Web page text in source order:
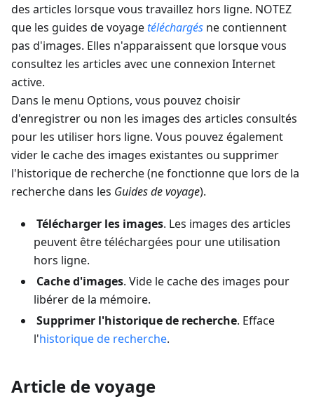
des articles lorsque vous travaillez hors ligne. NOTEZ
que les guides de voyagetéléchargés ne contiennent
pas d'images. Elles n'apparaissent que lorsque vous
consultez les articles avec une connexion Internet
active.
Dans le menu Options, vous pouvez choisir
d'enregistrer ou non les images des articles consultés
pour les utiliser hors ligne. Vous pouvez également
vider le cache des images existantes ou supprimer
l'historique de recherche (ne fonctionne que lors de la
recherche dans les Guides de voyage).
Télécharger les images. Les images des articles
peuvent être téléchargées pour une utilisation
hors ligne.
Cache d'images. Vide le cache des images pour
libérer de la mémoire.
Supprimer l'historique de recherche. Efface
l'historique de recherche.
Article de voyage